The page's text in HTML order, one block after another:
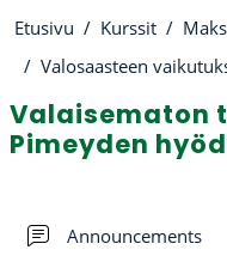
Etusivu Kurssit
Valaisematon
Pimeyden
Announcements